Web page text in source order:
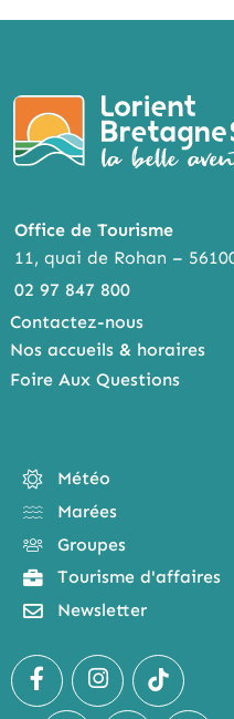
Office de Tourisme
11, quai de Rohan –
02 97 847 800
Contactez-nous
Nos accueils & horaires
Foire Aux Questions
Météo
Marées
Groupes
Tourisme d'affaires
Newsletter